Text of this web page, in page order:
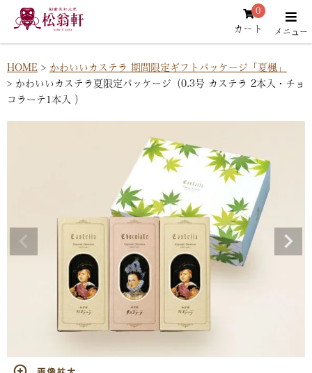
カート
0
HOME
かわいいカステラ 期間限定ギフトパッケージ「夏楓」
かわいいカステラ夏限定パッケージ（0.3号 カステラ 2本入・チョ
コラーテ1本入 ）